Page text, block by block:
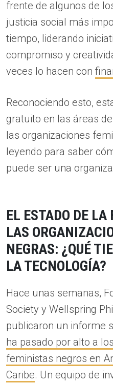
frente de algunos de
justicia social más
tiempo, liderando
compromiso y
veces lo hacen con
Reconociendo esto,
gratuito en las áreas
las organizaciones
leyendo para saber
puede ser una
EL ESTADO DE
LAS
NEGRAS: ¿QUÉ
LA TECNOLOGÍA?
Hace unas semanas,
Society y Wellspring
publicaron un informe
ha pasado por alto a
feministas negros en
Caribe. Un equipo de